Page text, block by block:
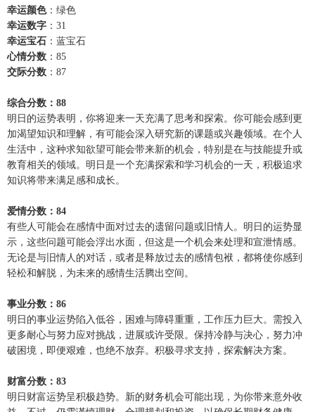
幸运颜色：绿色
幸运数字 ：31
幸运宝石 ：蓝宝石
心情分数 ：85
交际分数 ：87
综合分数：88
明日的运势表明，你将迎来一天充满了思考和探索。你可能会感到更
加渴望知识和理解，有可能会深入研究新的课题或兴趣领域。在个人
生活中，这种求知欲望可能会带来新的机会，特别是在与技能提升或
教育相关的领域。明日是一个充满探索和学习机会的一天，积极追求
知识将带来满足感和成长。
爱情分数：84
有些人可能会在感情中面对过去的遗留问题或旧情人。明日的运势显
示，这些问题可能会浮出水面，但这是一个机会来处理和宣泄情感。
无论是与旧情人的对话，或者是释放过去的感情包袱，都将使你感到
轻松和解脱，为未来的感情生活腾出空间。
事业分数：86
明日的事业运势陷入低谷，困难与障碍重重，工作压力巨大。需投入
更多耐心与努力应对挑战，进展或许受限。保持冷静与决心，努力冲
破困境，即便艰难，也绝不放弃。积极寻求支持，探索解决方案。
财富分数：83
明日财富运势呈积极趋势。新的财务机会可能出现，为你带来意外收